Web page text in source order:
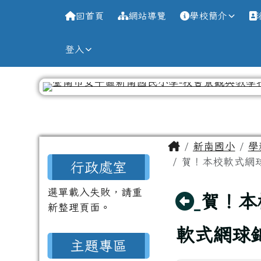
台南市新南國小全球資
回首頁 網站導覽 學校簡介
登入
左邊區域內容
行政處室
選單載入失敗，請重
新整理頁面。
主題專區
主內容區域
Home新南國小 學
賀！本校軟式網
回上頁
賀！
軟式網球